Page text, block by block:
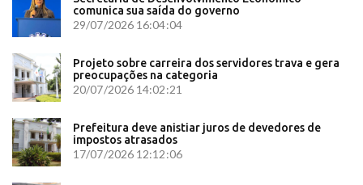
comunica sua saída do governo
29/07/2026 16:04:04
Projeto sobre carreira dos servidores trava e gera
preocupações na categoria
20/07/2026 14:02:21
Prefeitura deve anistiar juros de devedores de
impostos atrasados
17/07/2026 12:12:06